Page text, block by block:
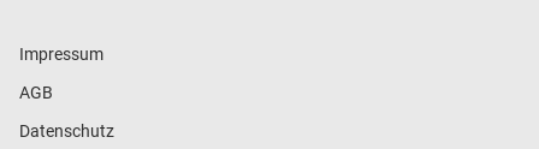
Impressum
AGB
Datenschutz